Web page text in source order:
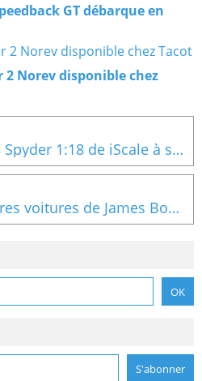
GT débarque en
2 Norev disponible chez
BON PLAN : l'Audi R8 Spyder 1:18 de iScale à seulement 49,95 €
BON PLAN : de célèbres voitures de James Bond à prix cassé